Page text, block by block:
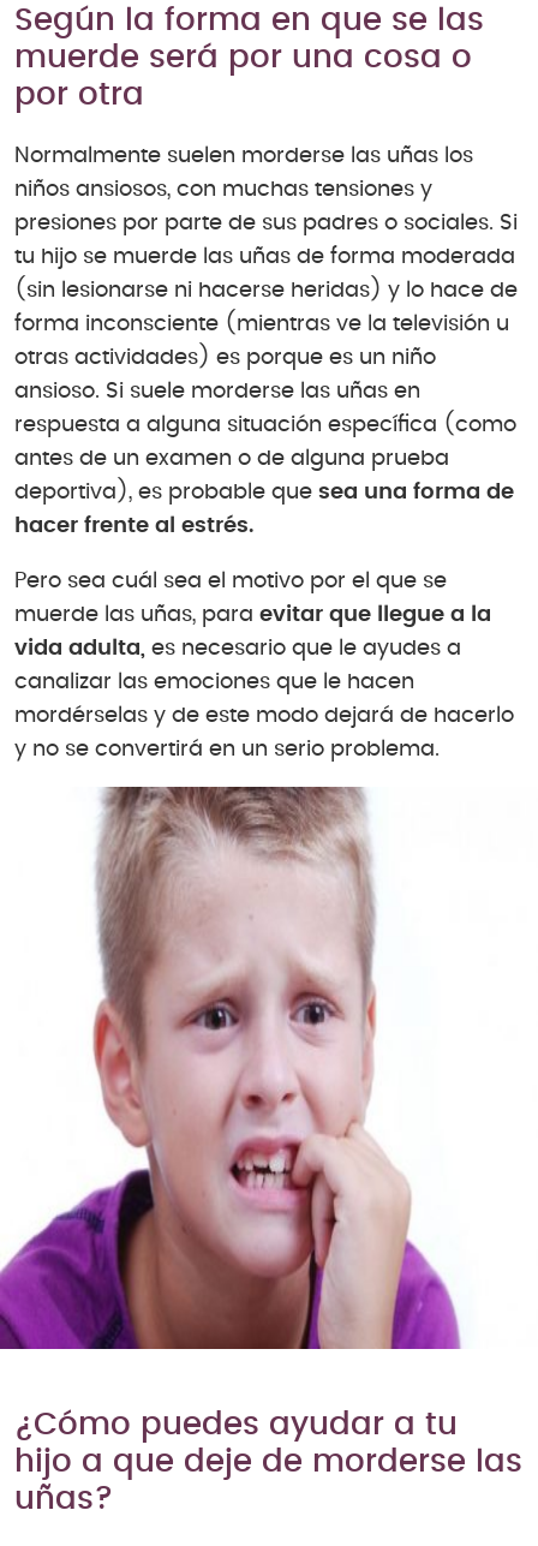
Según la forma en que se las
muerde será por una cosa o
por otra
Normalmente suelen morderse las uñas los
niños ansiosos, con muchas tensiones y
presiones por parte de sus padres o sociales. Si
tu hijo se muerde las uñas de forma moderada
(sin lesionarse ni hacerse heridas) y lo hace de
forma inconsciente (mientras ve la televisión u
otras actividades) es porque es un niño
ansioso. Si suele morderse las uñas en
respuesta a alguna situación específica (como
antes de un examen o de alguna prueba
deportiva), es probable que sea una forma de
hacer frente al estrés.
Pero sea cuál sea el motivo por el que se
muerde las uñas, para evitar que llegue a la
vida adulta, es necesario que le ayudes a
canalizar las emociones que le hacen
mordérselas y de este modo dejará de hacerlo
y no se convertirá en un serio problema.
¿Cómo puedes ayudar a tu
hijo a que deje de morderse las
uñas?